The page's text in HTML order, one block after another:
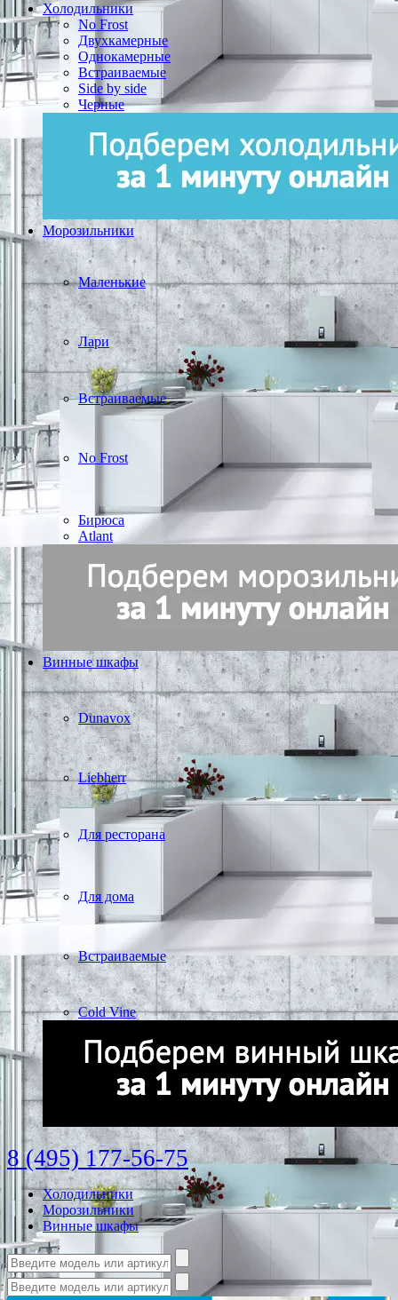
Холодильники
No Frost
Двухкамерные
Однокамерные
Встраиваемые
Side by side
Черные
Морозильники
Маленькие
Лари
Встраиваемые
No Frost
Бирюса
Atlant
Винные шкафы
Dunavox
Liebherr
Для ресторана
Для дома
Встраиваемые
Cold Vine
8 (495) 177-56-75
Холодильники
Морозильники
Винные шкафы